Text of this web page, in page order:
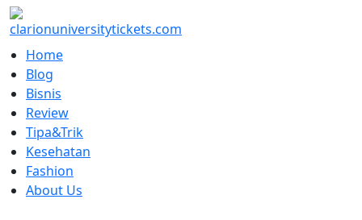
Skip
to
contentHome
Blog
Bisnis
Review
Tipa&Trik
Kesehatan
Fashion
About Us